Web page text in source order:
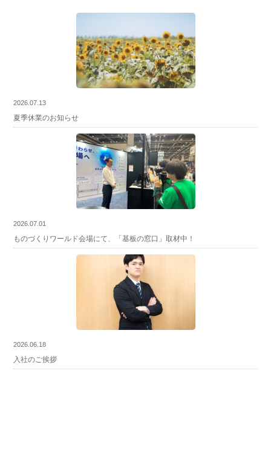
2026.07.13
夏季休業のお知らせ
2026.07.01
ものづくりワールド会場にて、「基板の窓口」取材中！
2026.06.18
入社のご挨拶